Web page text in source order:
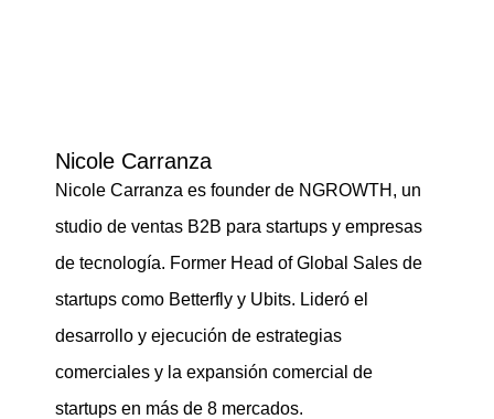
Nicole Carranza
Nicole Carranza es founder de NGROWTH, un
studio de ventas B2B para startups y empresas
de tecnología. Former Head of Global Sales de
startups como Betterfly y Ubits. Lideró el
desarrollo y ejecución de estrategias
comerciales y la expansión comercial de
startups en más de 8 mercados.